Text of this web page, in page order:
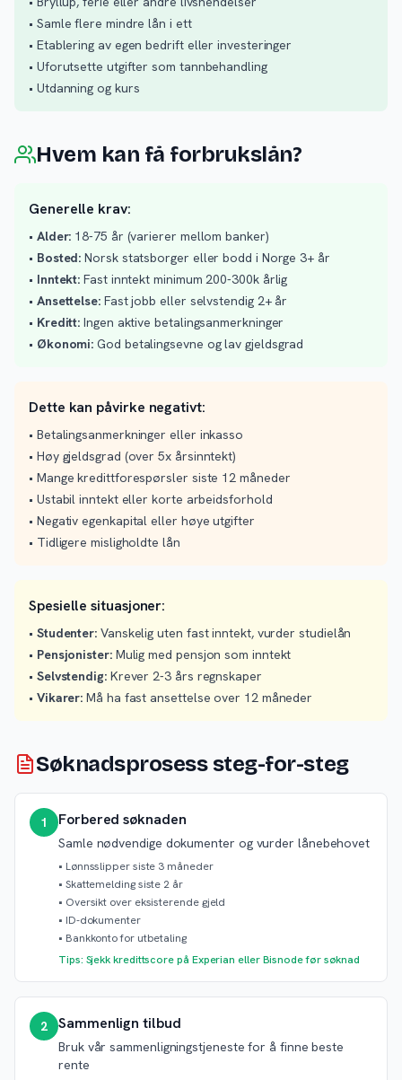
• Samle flere mindre lån i ett
• Etablering av egen bedrift eller investeringer
• Uforutsette utgifter som tannbehandling
• Utdanning og kurs
Hvem kan få forbrukslån?
Generelle krav:
• Alder: 18-75 år (varierer mellom banker)
• Bosted: Norsk statsborger eller bodd i Norge 3+ år
• Inntekt: Fast inntekt minimum 200-300k årlig
• Ansettelse:Fast jobb eller selvstendig 2+ år
• Kreditt: Ingen aktive betalingsanmerkninger
• Økonomi: God betalingsevne og lav gjeldsgrad
Dette kan påvirke negativt:
• Betalingsanmerkninger eller inkasso
• Høy gjeldsgrad (over 5x årsinntekt)
• Mange kredittforespørsler siste 12 måneder
• Ustabil inntekt eller korte arbeidsforhold
• Negativ egenkapital eller høye utgifter
• Tidligere misligholdte lån
Spesielle situasjoner:
• Studenter: Vanskelig uten fast inntekt, vurder studielån
• Pensjonister:Mulig med pensjon som inntekt
• Selvstendig:Krever 2-3 års regnskaper
• Vikarer: Må ha fast ansettelse over 12 måneder
Søknadsprosess steg-for-steg
1 Forbered søknaden
Samle nødvendige dokumenter og vurder lånebehovet
• Lønnsslipper siste 3 måneder
• Skattemelding siste 2 år
• Oversikt over eksisterende gjeld
• ID-dokumenter
• Bankkonto for utbetaling
Tips: Sjekk kredittscore på Experian eller Bisnode før søknad
2 Sammenlign tilbud
Bruk vår sammenligningstjeneste for å finne beste
rente